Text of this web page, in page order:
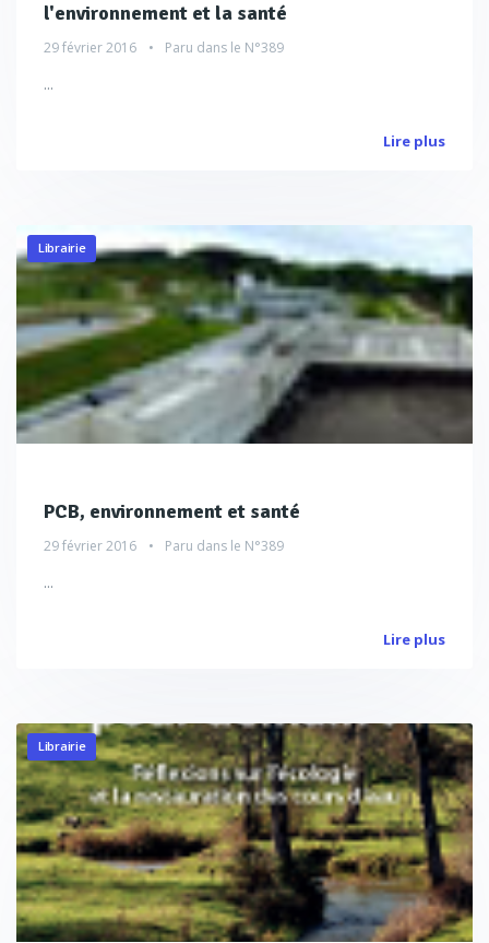
l'environnement et la santé
29 février 2016 Paru dans le N°389
...
Lire plus
Librairie
PCB, environnement et santé
29 février 2016 Paru dans le N°389
...
Lire plus
Librairie